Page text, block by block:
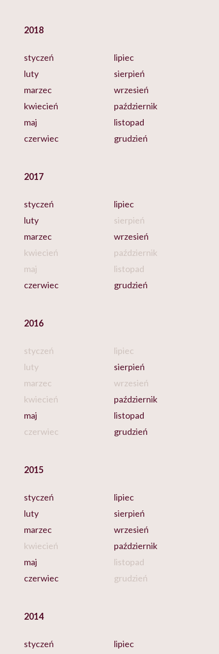
2018
styczeń
luty
marzec
kwiecień
maj
czerwiec
lipiec
sierpień
wrzesień
październik
listopad
grudzień
2017
styczeń
luty
marzec
kwiecień
maj
czerwiec
lipiec
sierpień
wrzesień
październik
listopad
grudzień
2016
styczeń
luty
marzec
kwiecień
maj
czerwiec
lipiec
sierpień
wrzesień
październik
listopad
grudzień
2015
styczeń
luty
marzec
kwiecień
maj
czerwiec
lipiec
sierpień
wrzesień
październik
listopad
grudzień
2014
styczeń
lipiec